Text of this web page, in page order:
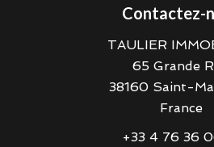
Contactez-
TAULIER
65 Grande
38160 Saint-
France
+33 4 76 36